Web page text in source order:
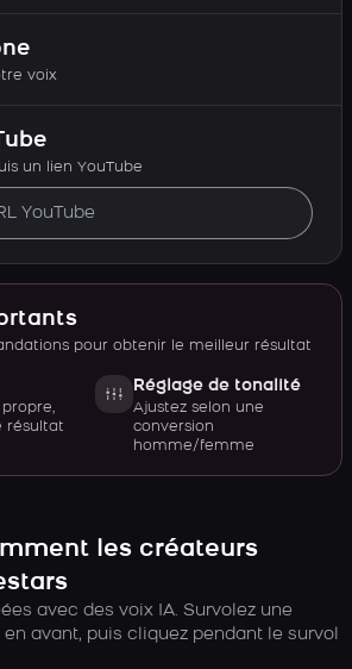
voix
un lien YouTube
pour obtenir le meilleur résultat
propre,
résultat
Réglage de tonalité
Ajustez selon une
conversion
homme/femme
les créateurs
avec des voix IA. Survolez une
avant, puis cliquez pendant le survol